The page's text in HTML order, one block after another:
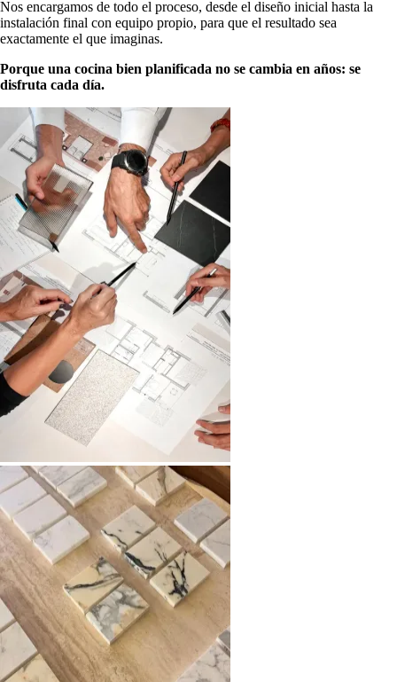
Nos encargamos de todo el proceso, desde el diseño inicial hasta la
instalación final con equipo propio, para que el resultado sea
exactamente el que imaginas.
Porque una cocina bien planificada no se cambia en años: se
disfruta cada día.